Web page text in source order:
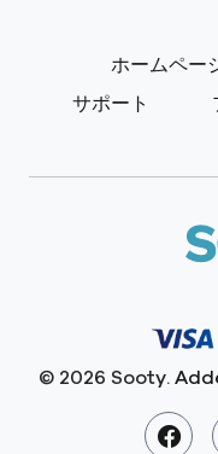
ホームペー
サポート
© 2026 Sooty.